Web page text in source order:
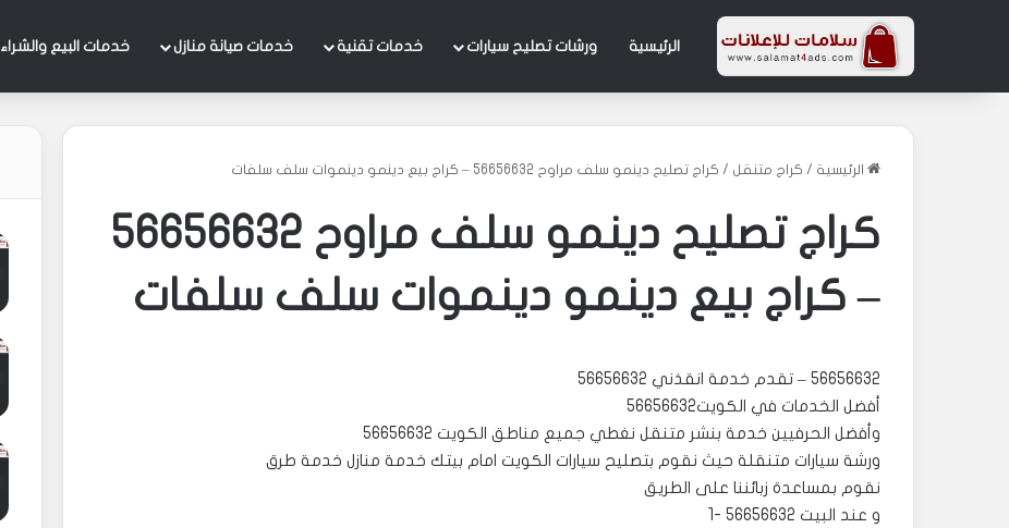
الرئيسية ورشات تصليح سيارات خدمات تقنية خدمات صيانة منازل خدمات البيع والشراء
الرئيسية / كراج متنقل / كراج تصليح دينمو سلف مراوح 56656632 – كراج بيع دينمو دينموات سلف سلفات
كراج تصليح دينمو سلف مراوح 56656632
– كراج بيع دينمو دينموات سلف سلفات
56656632 – تقدم خدمة انقذني 56656632
أفضل الخدمات في الكويت56656632
وأفضل الحرفيين خدمة بنشر متنقل نغطي جميع مناطق الكويت 56656632
ورشة سيارات متنقلة حيث نقوم بتصليح سيارات الكويت امام بيتك خدمة منازل خدمة طرق
نقوم بمساعدة زبائننا على الطريق
و عند البيت 56656632 -1